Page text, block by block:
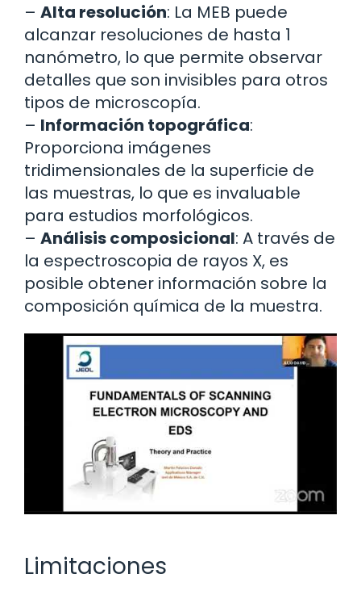
– Alta resolución: La MEB puede
alcanzar resoluciones de hasta 1
nanómetro, lo que permite observar
detalles que son invisibles para otros
tipos de microscopía.
– Información topográfica:
Proporciona imágenes
tridimensionales de la superficie de
las muestras, lo que es invaluable
para estudios morfológicos.
– Análisis composicional: A través de
la espectroscopia de rayos X, es
posible obtener información sobre la
composición química de la muestra.
Limitaciones